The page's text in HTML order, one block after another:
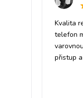
Kvalita
telefon
přistup